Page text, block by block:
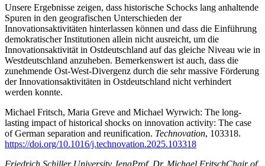
Unsere Ergebnisse zeigen, dass historische Schocks lang anhaltende
Spuren in den geografischen Unterschieden der
Innovationsaktivitäten hinterlassen können und dass die Einführung
demokratischer Institutionen allein nicht ausreicht, um die
Innovationsaktivität in Ostdeutschland auf das gleiche Niveau wie in
Westdeutschland anzuheben. Bemerkenswert ist auch, dass die
zunehmende Ost-West-Divergenz durch die sehr massive Förderung
der Innovationsaktivitäten in Ostdeutschland nicht verhindert
werden konnte.
Michael Fritsch, Maria Greve and Michael Wyrwich: The long-
lasting impact of historical shocks on innovation activity: The case
of German separation and reunification. Technovation, 103318.
https://doi.org/10.1016/j.technovation.2025.103318
Friedrich Schiller University JenaProf. Dr. Michael FritschChair of